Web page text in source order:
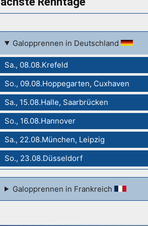
Galopprennen in Deutschland
Sa., 08.08.Krefeld
So., 09.08.Hoppegarten, Cuxhaven
Sa., 15.08.Halle, Saarbrücken
So., 16.08.Hannover
Sa., 22.08.München, Leipzig
So., 23.08.Düsseldorf
Galopprennen in Frankreich